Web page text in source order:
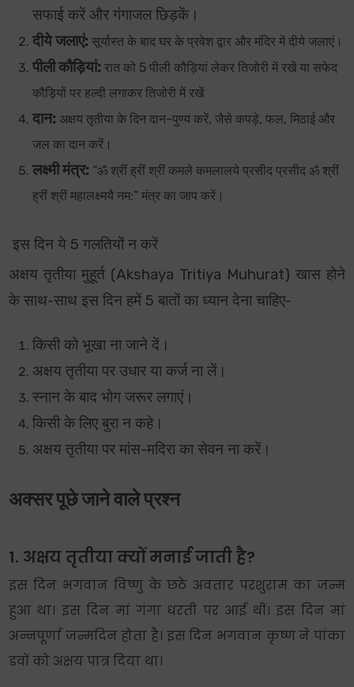
सफाई करें और गंगाजल छिड़कें।
दीये जलाएं: सूर्यास्त के बाद घर के प्रवेश द्वार और मंदिर में दीये जलाएं।
पीली कौड़ियां:रात को 5 पीली कौड़ियां लेकर तिजोरी में रखें या सफेद
कौड़ियों पर हल्दी लगाकर तिजोरी में रखें
दान: अक्षय तृतीया के दिन दान-पुण्य करें, जैसे कपड़े, फल, मिठाई और
जल का दान करें।
लक्ष्मी मंत्र: “ॐ श्रीं ह्रीं श्रीं कमले कमलालये प्रसीद प्रसीद ॐ श्रीं
ह्रीं श्रीं महालक्ष्मयै नम:” मंत्र का जाप करें।
इस दिन ये 5 गलतियों न करें
अक्षय तृतीया मुहूर्त (Akshaya Tritiya Muhurat) खास होने
के साथ-साथ इस दिन हमें5 बातों का ध्यान देना चाहिए-
किसी को भूखा ना जाने दें।
अक्षय तृतीया पर उधार या कर्ज ना लें।
स्नान के बाद भोग जरूर लगाएं।
किसी के लिए बुरा न कहे।
अक्षय तृतीया पर मांस-मदिरा का सेवन ना करें।
अक्सर पूछे जाने वाले प्रश्न
1. अक्षय तृतीया क्यों मनाई जाती है?
इस दिन भगवान विष्णु के छठे अवतार परशुराम का जन्म
हुआ था। इस दिन मां गंगा धरती पर आई थीं। इस दिन मां
अन्नपूर्णा जन्मदिन होता है। इस दिन भगवान कृष्ण ने पांका
डवों को अक्षय पात्र दिया था।